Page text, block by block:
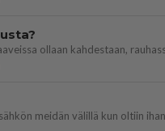
meidän välillä kun oltiin